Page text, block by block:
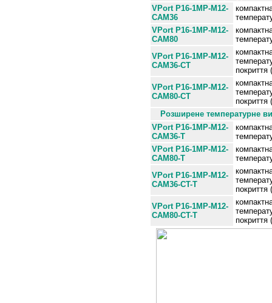
VPort P16-1MP-M12-
CAM36
VPort P16-1MP-M12-
CAM80
VPort P16-1MP-M12-
CAM36-CT
покриття
VPort P16-1MP-M12-
CAM80-CT
покриття
Розширене температурне
VPort P16-1MP-M12-
CAM36-T
VPort P16-1MP-M12-
CAM80-T
VPort P16-1MP-M12-
CAM36-CT-T
покриття
VPort P16-1MP-M12-
CAM80-CT-T
покриття